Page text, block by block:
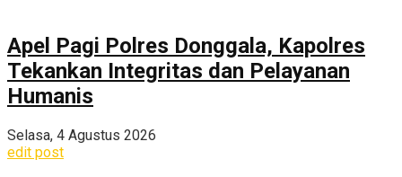
Apel Pagi Polres Donggala, Kapolres
Tekankan Integritas dan Pelayanan
Humanis
Selasa, 4 Agustus 2026
edit post